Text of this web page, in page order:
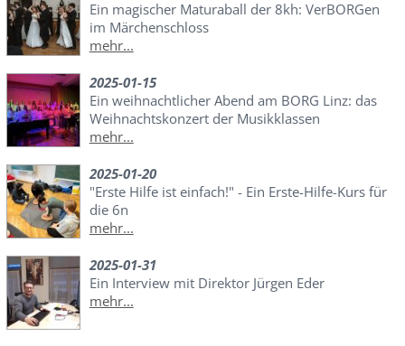
Ein magischer Maturaball der 8kh: VerBORGen
im Märchenschloss
mehr...
2025-01-15
Ein weihnachtlicher Abend am BORG Linz: das
Weihnachtskonzert der Musikklassen
mehr...
2025-01-20
"Erste Hilfe ist einfach!" - Ein Erste-Hilfe-Kurs für
die 6n
mehr...
2025-01-31
Ein Interview mit Direktor Jürgen Eder
mehr...